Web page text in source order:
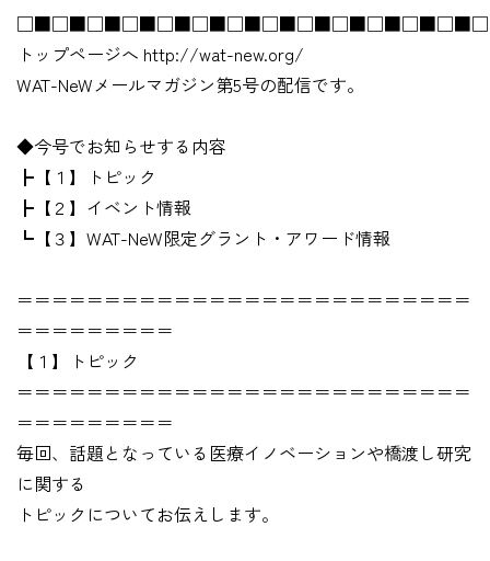
トップページへ http://wat-new.org/
WAT-NeWメールマガジン第5号の配信です。
◆今号でお知らせする内容
┣【１】トピック
┣【２】イベント情報
┗【３】WAT-NeW限定グラント・アワード情報
＝＝＝＝＝＝＝＝＝＝＝＝＝＝＝＝＝＝＝＝＝＝＝＝＝＝
＝＝＝＝＝＝＝＝＝
【１】トピック
＝＝＝＝＝＝＝＝＝＝＝＝＝＝＝＝＝＝＝＝＝＝＝＝＝＝
＝＝＝＝＝＝＝＝＝
毎回、話題となっている医療イノベーションや橋渡し研究
に関する
トピックについてお伝えします。